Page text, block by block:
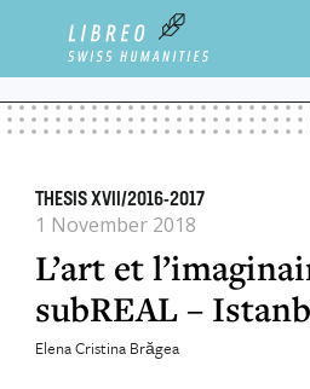
DES SAVOIRS. CONVERSATIONS AVEC
THESIS XVII/2016-2017
1 November 2018
L’art et
subREAL –
Elena Cristina Brăgea